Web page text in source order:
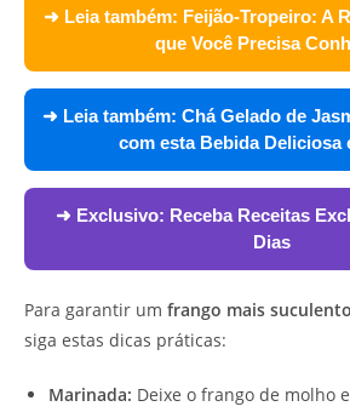
➜ Leia também: Feijão-Tropeiro: A
que Você Precisa
➜ Leia também: Chá Gelado de
com esta Bebida Deliciosa
➜ Exclusivo: Receba Receitas
Dias
Para garantir um frango mais suculento
siga estas dicas práticas:
Marinada: Deixe o frango de molho